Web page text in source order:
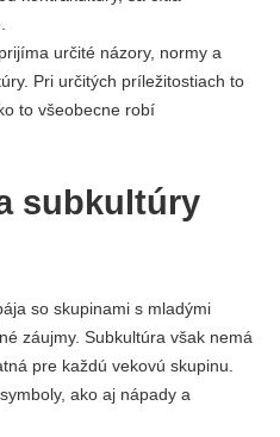
určité názory, normy a
Pri určitých príležitostiach to
to všeobecne robí
subkultúry
so skupinami s mladými
záujmy. Subkultúra však nemá
pre každú vekovú skupinu.
ako aj nápady a